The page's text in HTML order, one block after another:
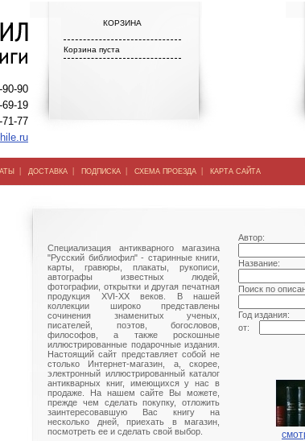
90
19
77
КОРЗИНА
Корзина пуста
| ДОСТАВКА | ПОДПИСКА | СХЕМА ПРОЕЗДА | КАРТА САЙТА
Специализация антикварного магазина
"Русский библиофил" - старинные книги,
карты, гравюры, плакаты, рукописи,
автографы известных людей,
фотографии, открытки и другая печатная
продукция XVI-XX веков. В нашей
коллекции широко представлены
сочинения знаменитых ученых,
писателей, поэтов, богословов,
философов, а также роскошные
иллюстрированные подарочные издания.
Настоящий сайт представляет собой не
столько Интернет-магазин, а, скорее,
электронный иллюстрированный каталог
антикварных книг, имеющихся у нас в
продаже. На нашем сайте Вы можете,
прежде чем сделать покупку, отложить
заинтересовавшую Вас книгу на
несколько дней, приехать в магазин,
посмотреть ее и сделать свой выбор.
Автор:
Название:
Поиск по
Год издания:
от: